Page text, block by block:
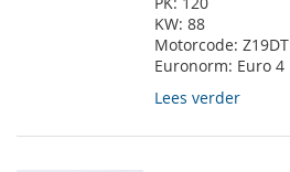
KW: 88
Motorcode: Z19DT
Euronorm: Euro 4
Lees verder